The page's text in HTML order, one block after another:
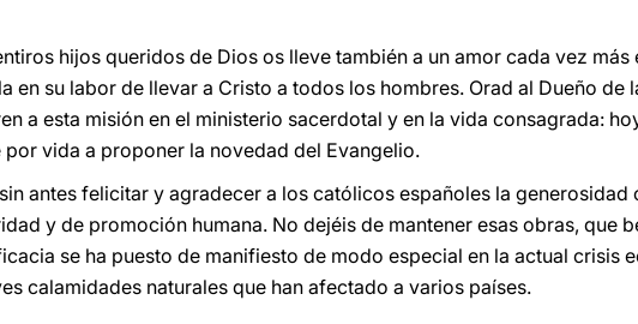
hijos queridos de Dios os lleve también a un amor cada vez más
en su labor de llevar a Cristo a todos los hombres. Orad al Dueño de
a esta misión en el ministerio sacerdotal y en la vida consagrada:
por vida a proponer la novedad del Evangelio.
antes felicitar y agradecer a los católicos españoles la generosidad
y de promoción humana. No dejéis de mantener esas obras, que
se ha puesto de manifiesto de modo especial en la actual crisis
calamidades naturales que han afectado a varios países.